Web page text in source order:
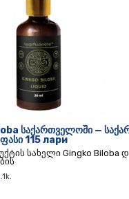
საქართველოში —
115 лари
სახელი Gingko Biloba